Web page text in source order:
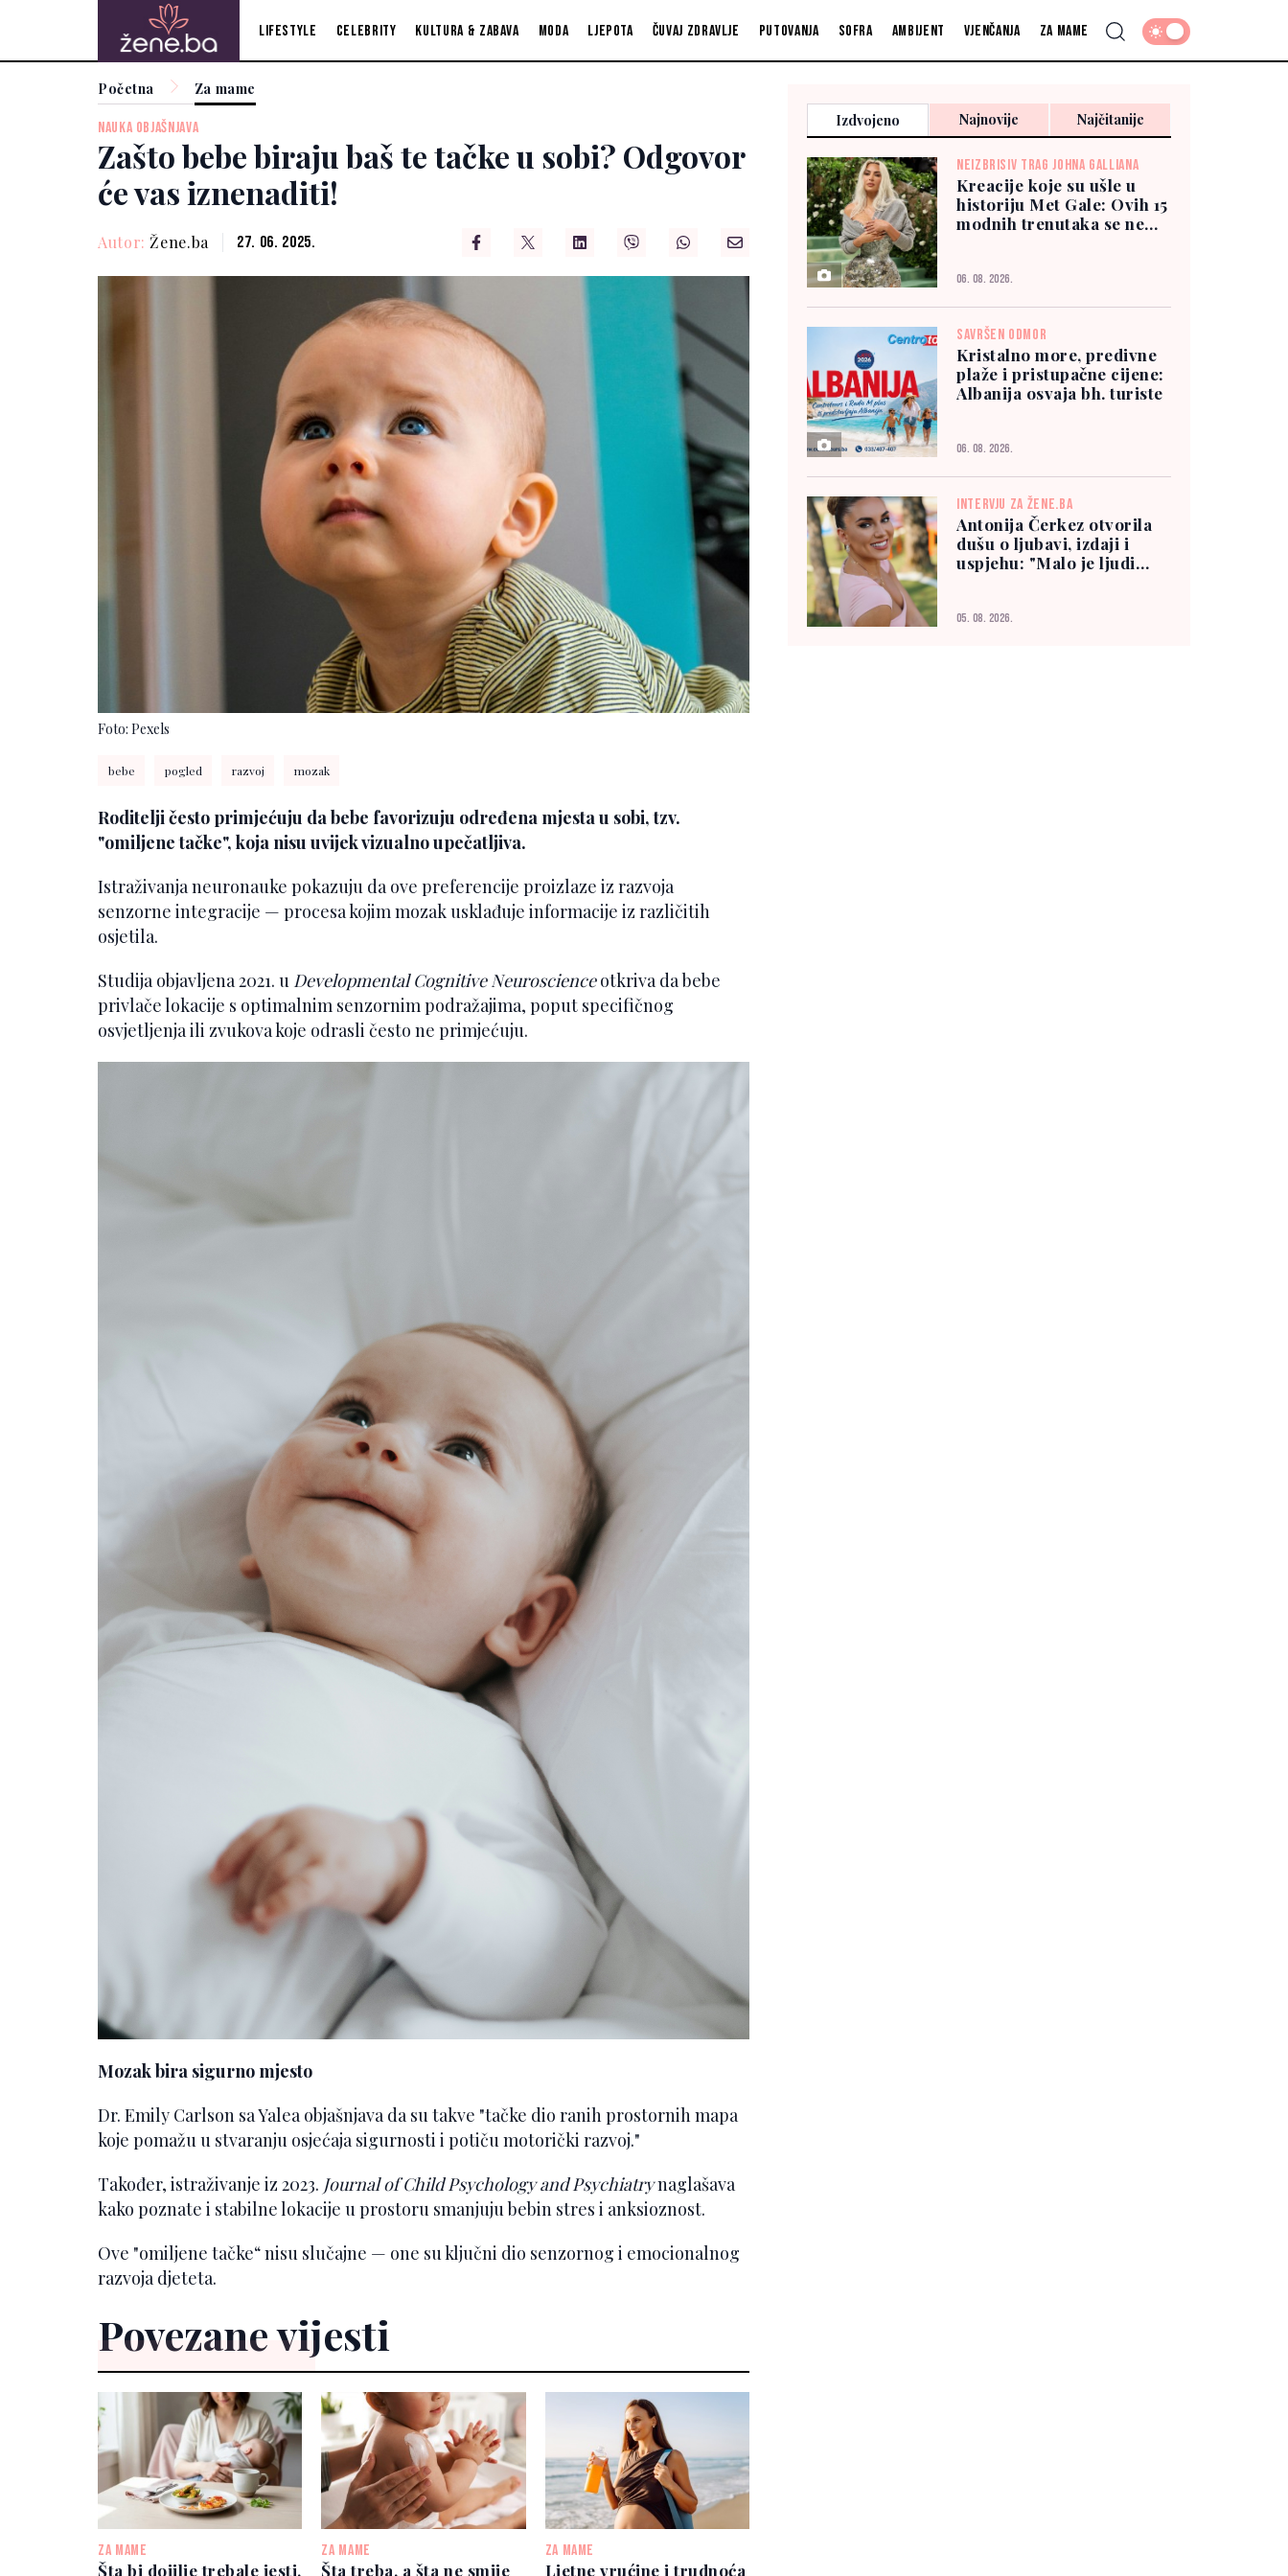
Lifestyle Celebrity Kultura & zabava Moda Ljepota Čuvaj zdravlje Putovanja Sofra Ambijent Vjenčanja Za mame
Početna Za mame
NAUKA OBJAŠNJAVA
Zašto bebe biraju baš te tačke u sobi? Odgovor
će vas iznenaditi!
Autor: Žene.ba 27. 06. 2025.
Foto: Pexels
bebe pogled razvoj mozak
Roditelji često primjećuju da bebe favorizuju određena mjesta u sobi, tzv.
"omiljene tačke", koja nisu uvijek vizualno upečatljiva.
Istraživanja neuronauke pokazuju da ove preferencije proizlaze iz razvoja
senzorne integracije — procesa kojim mozak usklađuje informacije iz različitih
osjetila.
Studija objavljena 2021. u Developmental Cognitive Neuroscienceotkriva da bebe
privlače lokacije s optimalnim senzornim podražajima, poput specifičnog
osvjetljenja ili zvukova koje odrasli često ne primjećuju.
Mozak bira sigurno mjesto
Dr. Emily Carlson sa Yalea objašnjava da su takve "tačke dio ranih prostornih mapa
koje pomažu u stvaranju osjećaja sigurnosti i potiču motorički razvoj."
Također, istraživanje iz 2023. Journal of Child Psychology and Psychiatrynaglašava
kako poznate i stabilne lokacije u prostoru smanjuju bebin stres i anksioznost.
Ove "omiljene tačke“ nisu slučajne — one su ključni dio senzornog i emocionalnog
razvoja djeteta.
Povezane vijesti
ZA MAME
Šta bi dojilje trebale jesti,
ZA MAME
Šta treba, a šta ne smije
ZA MAME
Ljetne vrućine i trudnoća
Izdvojeno Najnovije Najčitanije
NEIZBRISIV TRAG JOHNA GALLIANA
Kreacije koje su ušle u
historiju Met Gale: Ovih 15
modnih trenutaka se ne
06. 08. 2026.
SAVRŠEN ODMOR
Kristalno more, predivne
plaže i pristupačne cijene:
Albanija osvaja bh. turiste
06. 08. 2026.
INTERVJU ZA ŽENE.BA
Antonija Čerkez otvorila
dušu o ljubavi, izdaji i
uspjehu: "Malo je ljudi
05. 08. 2026.